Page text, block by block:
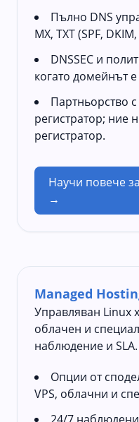
Пълно DNS
MX, TXT (SPF,
DNSSEC и
когато домейнът
Партньорство
регистратор; ние
регистратор.
Научи повече
→
Managed
Управляван Linux
облачен и
наблюдение и SLA.
Опции от
VPS, облачни и